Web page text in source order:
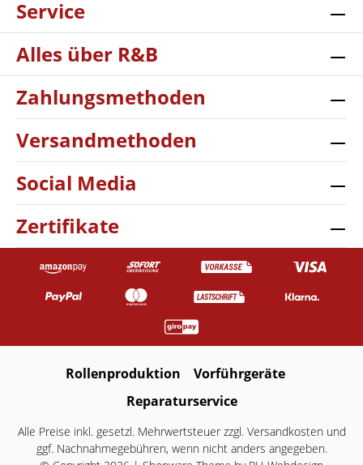
Service
Alles über R&B
Zahlungsmethoden
Versandmethoden
Social Media
Zertifikate
Rollenproduktion
Vorführgeräte
Reparaturservice
Alle Preise inkl. gesetzl. Mehrwertsteuer zzgl. Versandkostenund
ggf. Nachnahmegebühren, wenn nicht anders angegeben.